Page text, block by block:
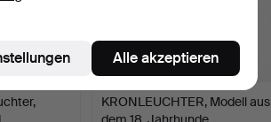
KRONLEUCHTER, Modell aus
Alle akzeptieren